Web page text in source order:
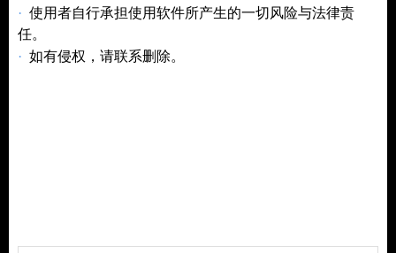
· 使用者自行承担使用软件所产生的一切风险与法律责
任。
· 如有侵权，请联系删除。